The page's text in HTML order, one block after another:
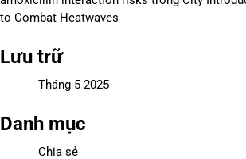
to Combat Heatwaves
Lưu trữ
Tháng 5 2025
Danh mục
Chia sẻ